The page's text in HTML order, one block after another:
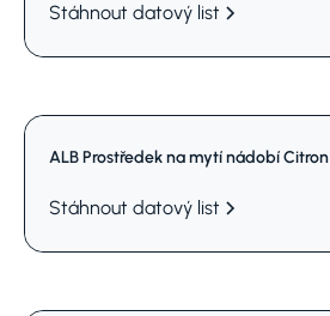
Stáhnout datový list
ALB Prostředek na mytí nádobí Citron
Stáhnout datový list